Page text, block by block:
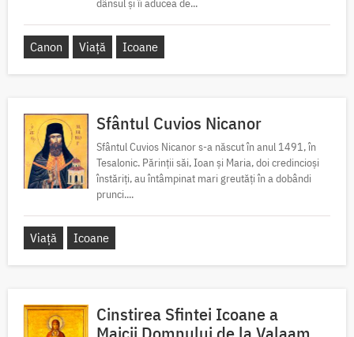
dânsul și îi aducea de...
Canon Viață Icoane
Sfântul Cuvios Nicanor
Sfântul Cuvios Nicanor s-a născut în anul 1491, în
Tesalonic. Părinții săi, Ioan și Maria, doi credincioși
înstăriți, au întâmpinat mari greutăți în a dobândi
prunci....
Viață Icoane
Cinstirea Sfintei Icoane a